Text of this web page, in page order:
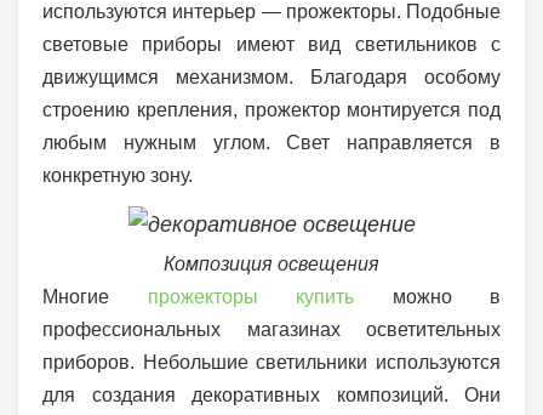
используются интерьер — прожекторы. Подобные
световые приборы имеют вид светильников с
движущимся механизмом. Благодаря особому
строению крепления, прожектор монтируется под
любым нужным углом. Свет направляется в
конкретную зону.
Композиция освещения
Многие прожекторы купить можно в
профессиональных магазинах осветительных
приборов. Небольшие светильники используются
для создания декоративных композиций. Они